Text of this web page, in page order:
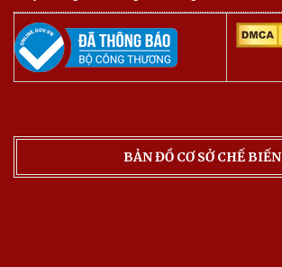
BẢN ĐỒ CƠ SỞ CHẾ BIẾN